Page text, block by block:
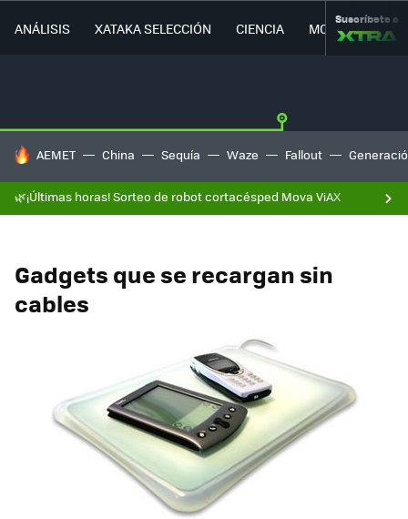
ANÁLISIS XATAKA SELECCIÓN CIENCIA MOVILIDAD
Suscríbete a
HOY SE HABLA DE
AEMET China Sequía Waze Fallout
🌿¡Últimas horas! Sorteo de robot cortacésped Mova ViAX
Gadgets que se recargan sin
cables